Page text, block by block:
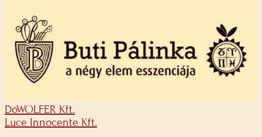
DöWOLFER Kft.
Luce Innocente Kft.